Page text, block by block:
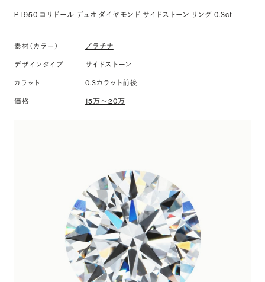
PT950 コリドール デュオ ダイヤモンド サイドストーン リング 0.3ct
素材（カラー） プラチナ
デザインタイプ サイドストーン
カラット 0.3カラット前後
価格 15万〜20万